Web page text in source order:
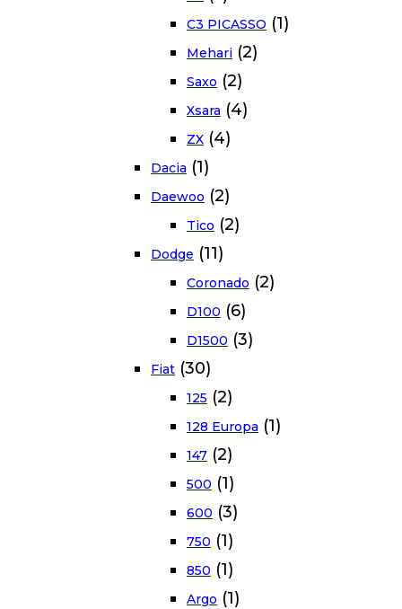
C3 PICASSO (1)
Mehari (2)
Saxo (2)
Xsara (4)
ZX (4)
Dacia (1)
Daewoo (2)
Tico (2)
Dodge (11)
Coronado (2)
D100 (6)
D1500 (3)
Fiat (30)
125 (2)
128 Europa (1)
147 (2)
500 (1)
600 (3)
750 (1)
850 (1)
Argo (1)